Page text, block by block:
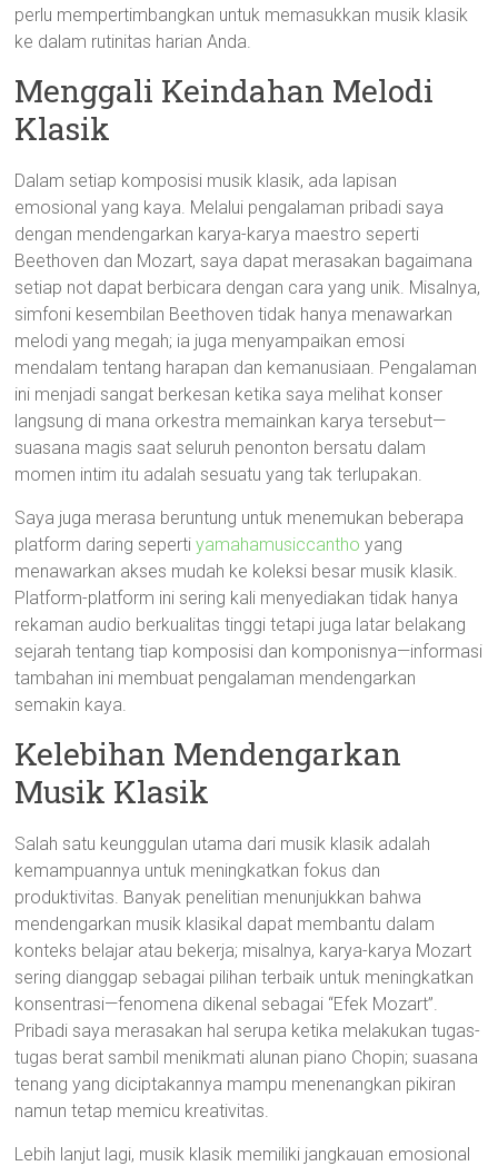
perlu mempertimbangkan untuk memasukkan musik klasik
ke dalam rutinitas harian Anda.
Menggali Keindahan Melodi
Klasik
Dalam setiap komposisi musik klasik, ada lapisan
emosional yang kaya. Melalui pengalaman pribadi saya
dengan mendengarkan karya-karya maestro seperti
Beethoven dan Mozart, saya dapat merasakan bagaimana
setiap not dapat berbicara dengan cara yang unik. Misalnya,
simfoni kesembilan Beethoven tidak hanya menawarkan
melodi yang megah; ia juga menyampaikan emosi
mendalam tentang harapan dan kemanusiaan. Pengalaman
ini menjadi sangat berkesan ketika saya melihat konser
langsung di mana orkestra memainkan karya tersebut—
suasana magis saat seluruh penonton bersatu dalam
momen intim itu adalah sesuatu yang tak terlupakan.
Saya juga merasa beruntung untuk menemukan beberapa
platform daring sepertiyamahamusiccantho yang
menawarkan akses mudah ke koleksi besar musik klasik.
Platform-platform ini sering kali menyediakan tidak hanya
rekaman audio berkualitas tinggi tetapi juga latar belakang
sejarah tentang tiap komposisi dan komponisnya—informasi
tambahan ini membuat pengalaman mendengarkan
semakin kaya.
Kelebihan Mendengarkan
Musik Klasik
Salah satu keunggulan utama dari musik klasik adalah
kemampuannya untuk meningkatkan fokus dan
produktivitas. Banyak penelitian menunjukkan bahwa
mendengarkan musik klasikal dapat membantu dalam
konteks belajar atau bekerja; misalnya, karya-karya Mozart
sering dianggap sebagai pilihan terbaik untuk meningkatkan
konsentrasi—fenomena dikenal sebagai “Efek Mozart”.
Pribadi saya merasakan hal serupa ketika melakukan tugas-
tugas berat sambil menikmati alunan piano Chopin; suasana
tenang yang diciptakannya mampu menenangkan pikiran
namun tetap memicu kreativitas.
Lebih lanjut lagi, musik klasik memiliki jangkauan emosional